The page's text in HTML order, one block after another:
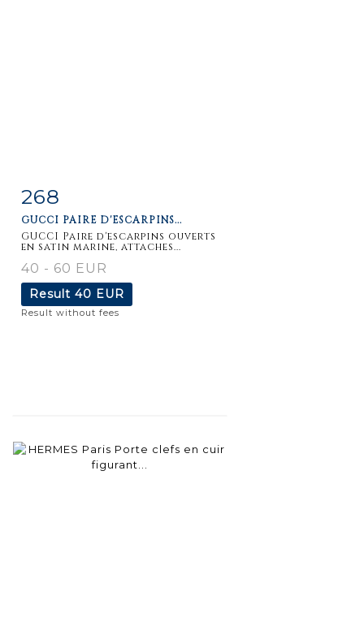
Item detail
268
GUCCI PAIRE D'ESCARPINS...
GUCCI Paire d'escarpins ouverts
en satin marine, attaches...
40 - 60 EUR
Result 40 EUR
Result without fees